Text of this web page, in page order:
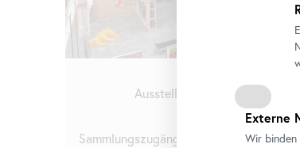
Ausstellung Belvedere 21
Sammlungszugänge der letzten Dekade
Externe
Wir binden